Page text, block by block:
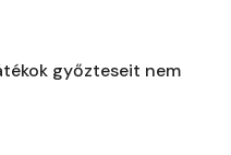
győzteseit nem